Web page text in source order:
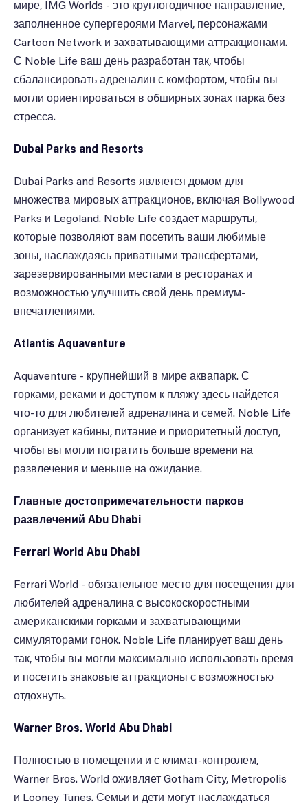
мире, IMG Worlds - это круглогодичное направление,
заполненное супергероями Marvel, персонажами
Cartoon Network и захватывающими аттракционами.
С Noble Life ваш день разработан так, чтобы
сбалансировать адреналин с комфортом, чтобы вы
могли ориентироваться в обширных зонах парка без
стресса.
Dubai Parks and Resorts
Dubai Parks and Resorts является домом для
множества мировых аттракционов, включая Bollywood
Parks и Legoland. Noble Life создает маршруты,
которые позволяют вам посетить ваши любимые
зоны, наслаждаясь приватными трансфертами,
зарезервированными местами в ресторанах и
возможностью улучшить свой день премиум-
впечатлениями.
Atlantis Aquaventure
Aquaventure - крупнейший в мире аквапарк. С
горками, реками и доступом к пляжу здесь найдется
что-то для любителей адреналина и семей. Noble Life
организует кабины, питание и приоритетный доступ,
чтобы вы могли потратить больше времени на
развлечения и меньше на ожидание.
Главные достопримечательности парков
развлечений Abu Dhabi
Ferrari World Abu Dhabi
Ferrari World - обязательное место для посещения для
любителей адреналина с высокоскоростными
американскими горками и захватывающими
симуляторами гонок. Noble Life планирует ваш день
так, чтобы вы могли максимально использовать время
и посетить знаковые аттракционы с возможностью
отдохнуть.
Warner Bros. World Abu Dhabi
Полностью в помещении и с климат-контролем,
Warner Bros. World оживляет Gotham City, Metropolis
и Looney Tunes. Семьи и дети могут наслаждаться